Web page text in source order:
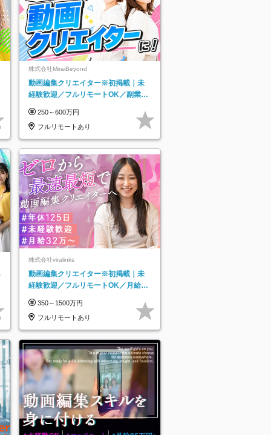
株式会社MiraiBeyond
動画編集クリエイター※初掲載｜未
経験歓迎／フルリモートOK／副業O
250～600万円
フルリモートあり
株式会社viralinks
動画編集クリエイター※初掲載｜未
経験歓迎／フルリモートOK／月給32
350～1500万円
フルリモートあり